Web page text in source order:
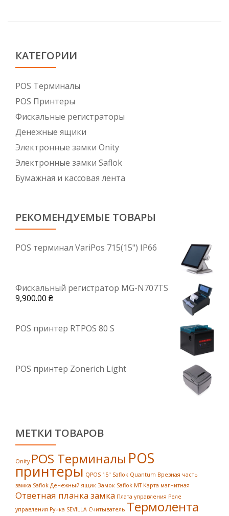
КАТЕГОРИИ
POS Tерминалы
POS Принтеры
Фискальные регистраторы
Денежные ящики
Электронные замки Onity
Электронные замки Saflok
Бумажная и кассовая лента
РЕКОМЕНДУЕМЫЕ ТОВАРЫ
POS терминал VariPos 715(15") IP66
Фискальный регистратор MG-N707TS
9,900.00 ₴
POS принтер RTPOS 80 S
POS принтер Zonerich Light
МЕТКИ ТОВАРОВ
Onity POS Терминалы POS
принтеры QPOS 15" Saflok Quantum Врезная часть
замка Saflok Денежный ящик Замок Saflok MT Карта магнитная
Ответная планка замка Плата управления Реле
управления Ручка SEVILLA Считыватель Термолента